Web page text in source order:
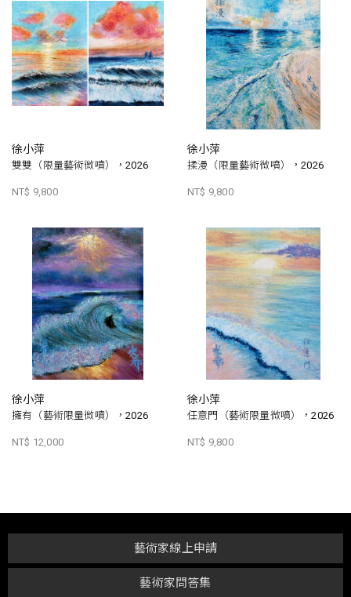
徐小萍
雙雙（限量藝術微噴），2026
NT$ 9,800
徐小萍
揉漫（限量藝術微噴），2026
NT$ 9,800
徐小萍
擁有（藝術限量微噴），2026
NT$ 12,000
徐小萍
任意門（藝術限量微噴），2026
NT$ 9,800
藝術家問答集
藝術家線上申請